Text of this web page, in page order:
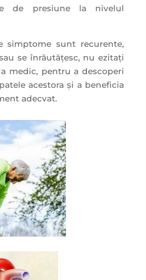
de presiune la nivelul
simptome sunt recurente,
se înrăutăţesc, nu ezitaţi
medic, pentru a descoperi
acestora şi a beneficia
adecvat.